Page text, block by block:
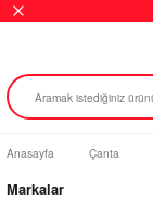
Anasayfa Çanta
Markalar